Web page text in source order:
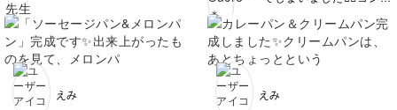
いね♪ またお写真を楽し
みにしています✨ あり
がとうございました！
ったのがショックでし
た、、、。またチャレンジした
いと思います！
と優しいお人柄が出てい
るのかな？と思うような
温かい作品です❤️ 娘さ
んがいらっしゃるんです
の、ママ手作りのおまま
とっても楽しいレッスンをあり
がとうございました😊♫
ます！！ 全種類がそろ
うと圧巻ですね♪全体的
に優しい雰囲気に仕上が
ょうね💕 細かなディテ
えみ えみ